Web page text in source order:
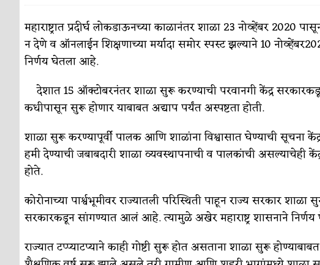
कविता-गझल-चारोळी-वात्रटिका
शपथ कविता-गझल-चारोळी-वात्रटिका
किती घोषणांचा पाऊस होता कविता-गझल-चारोळी-वात्रटिका
काळजाचे प्रेत कविता-गझल-चारोळी-वात्रटिका
आदिवासींचा डॉक्टर, समाजसेवेचा ध्यास : डॉ. राहुल जोशी युवा-
डेंग्यू: ताप उतरला म्हणजे धोका टळला असे नाही! आरोग्य
४ जुलै – इतिहासात घडलेल्या महत्त्वाच्या घटना दिनविशेष
महाराष्ट्रात प्रदीर्घ लोकडाऊनच्या काळानंतर शाळा 23 नोव्हेंबर 2020
न देणे व ऑनलाईन शिक्षणाच्या मर्यादा समोर स्पस्ट झल्याने 10
निर्णय घेतला आहे.
देशात 15 ऑक्टोबरनंतर शाळा सुरू करण्याची परवानगी केंद्र
कधीपासून सुरू होणार याबाबत अद्याप पर्यंत अस्पष्टता होती.
शाळा सुरू करण्यापूर्वी पालक आणि शाळांना विश्वासात घेण्याची सूचना
हमी देण्याची जबाबदारी शाळा व्यवस्थापनाची व पालकांची असल्याचेही
होते.
कोरोनाच्या पार्श्वभूमीवर राज्यातली परिस्थिती पाहून राज्य सरकार
सरकारकडून सांगण्यात आलं आहे. त्यामुळे अखेर महाराष्ट्र शासनाने
राज्यात टप्प्याटप्याने काही गोष्टी सुरू होत असताना शाळा सुरू